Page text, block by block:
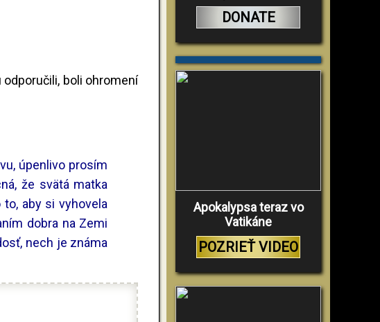
boli ohromení
úpenlivo prosím
že svätá matka
to, aby si vyhovela
dobra na Zemi
nech je známa
DONATE
Apokalypsa teraz vo
Vatikáne
POZRIEŤ VIDEO